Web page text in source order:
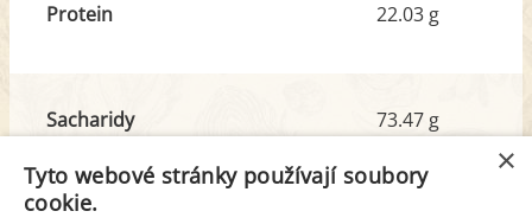
Protein 22.03 g
Sacharidy
73.47 g
×
Tyto webové stránky používají soubory
cookie.